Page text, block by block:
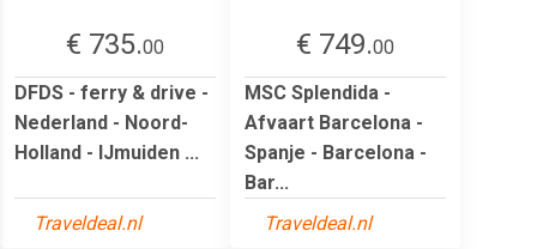
€ 735.00
DFDS - ferry & drive -
Nederland - Noord-
Holland - IJmuiden ...
Traveldeal.nl
€ 749.00
MSC Splendida -
Afvaart Barcelona -
Spanje - Barcelona -
Bar...
Traveldeal.nl